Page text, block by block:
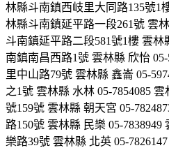
林縣斗南鎮西岐里大同路135號1
林縣斗南鎮延平路一段261號 雲
斗南鎮延平路二段581號1樓 雲林
南鎮南昌西路1號 雲林縣 欣怡
里中山路79號 雲林縣 鑫崙 05-
之1號 雲林縣 水林 05-7854085
號159號 雲林縣 朝天宮 05-
路150號 雲林縣 民樂 05-
樂路39號 雲林縣 北英 05-